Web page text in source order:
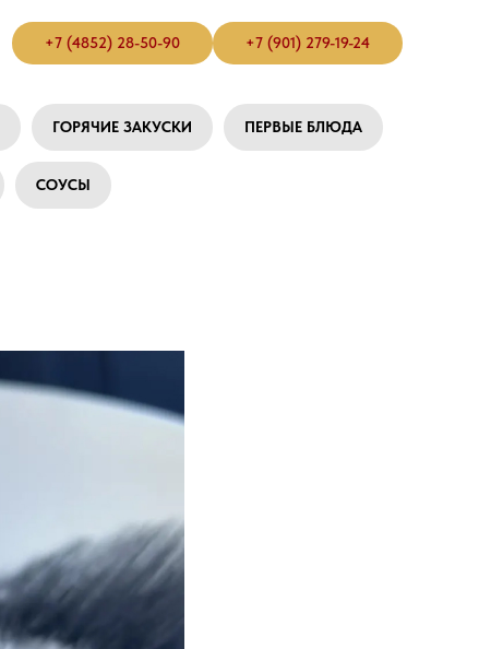
+7 (4852) 28-50-90 +7 (901) 279-19-24
ГОРЯЧИЕ ЗАКУСКИ ПЕРВЫЕ БЛЮДА
СОУСЫ